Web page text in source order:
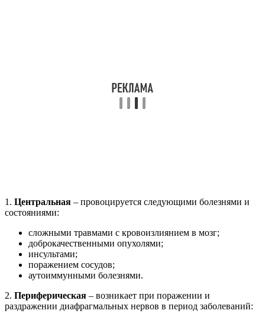
1. Центральная – провоцируется следующими болезнями и
состояниями:
сложными травмами с кровоизлиянием в мозг;
доброкачественными опухолями;
инсультами;
поражением сосудов;
аутоиммунными болезнями.
2. Периферическая – возникает при поражении и
раздражении диафрагмальных нервов в период заболеваний: